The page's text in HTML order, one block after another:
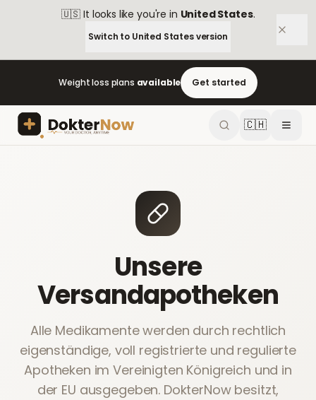
🇺🇸 It looks like you're in United States.
Switch to United Statesversion
Weight loss plans available Get started
🇨🇭
Unsere
Versandapotheken
Alle Medikamente werden durch rechtlich
eigenständige, voll registrierte und regulierte
Apotheken im Vereinigten Königreich und in
der EU ausgegeben. DokterNow besitzt,